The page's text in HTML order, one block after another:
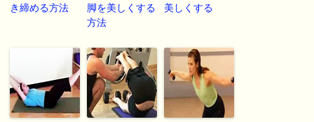
き締める方法
脚を美しくする
方法
美しくする